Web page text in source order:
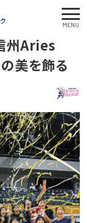
MENU
州Aries
美を飾る